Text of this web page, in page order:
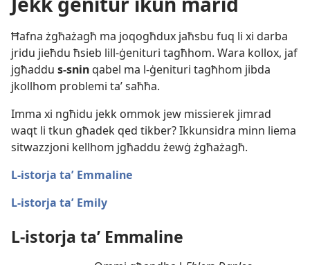
Ħafna żgħażagħ ma joqogħdux jaħsbu fuq li xi darba
jridu jieħdu ħsieb lill-​ġenituri tagħhom. Wara kollox, jaf
jgħaddu s-​sninqabel ma l-​ġenituri tagħhom jibda
jkollhom problemi taʼ saħħa.
Imma xi ngħidu jekk ommok jew missierek jimrad
waqt li tkun għadek qed tikber? Ikkunsidra minn liema
sitwazzjoni kellhom jgħaddu żewġ żgħażagħ.
L-​istorja taʼ Emmaline
L-​istorja taʼ Emily
L-​istorja taʼ Emmaline